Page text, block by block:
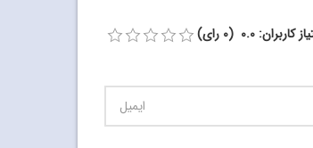
0.0 (0 رای)